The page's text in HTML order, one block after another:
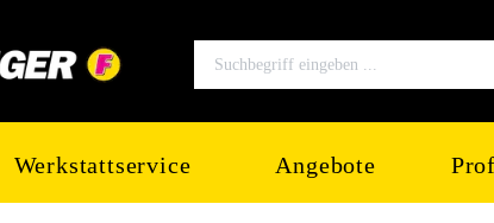
Werkstattservice Angebote